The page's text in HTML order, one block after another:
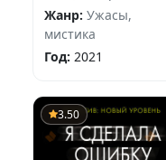
Жанр: Ужасы,
мистика
Год: 2021
3.50